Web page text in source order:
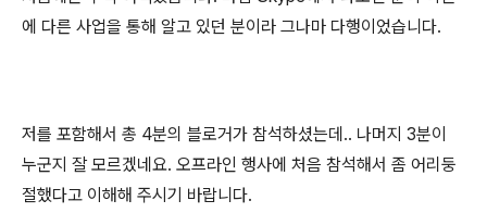
에 다른 사업을 통해 알고 있던 분이라 그나마 다행이었습니다.
저를 포함해서 총 4분의 블로거가 참석하셨는데.. 나머지 3분이
누군지 잘 모르겠네요. 오프라인 행사에 처음 참석해서 좀 어리둥
절했다고 이해해 주시기 바랍니다.